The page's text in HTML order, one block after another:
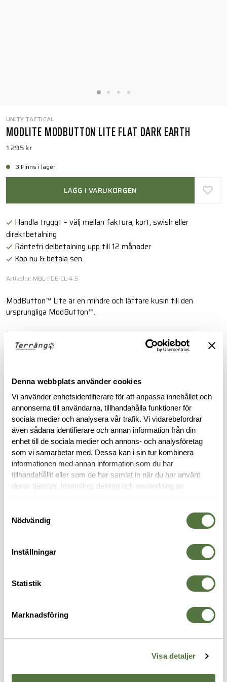
Denna webbplats använder cookies
Vi använder enhetsidentifierare för att anpassa innehållet och
annonserna till användarna, tillhandahålla funktioner för
sociala medier och analysera vår trafik. Vi vidarebefordrar
även sådana identifierare och annan information från din
enhet till de sociala medier och annons- och analysföretag
som vi samarbetar med. Dessa kan i sin tur kombinera
informationen med annan information som du har
tillhandahållit eller som de har samlat in när du har använt
deras tjänster. Insamling, delning och användning av
personuppgifter kan användas för personalisering av
Nödvändig
Inställningar
Statistik
Marknadsföring
Visa detaljer
UNITY TACTICAL
MODLITE MODBUTTON LITE FLAT DARK EARTH
1 295 kr
3 Finns i lager
LÄGG I VARUKORGEN
Handla tryggt – välj mellan faktura, kort, swish eller
direktbetalning
Räntefri delbetalning upp till 12 månader
Köp nu & betala sen
Artikelnr: MBL-FDE-CL-4.5
ModButton™ Lite är en mindre och lättare kusin till den
ursprungliga ModButton™.
Läs mer
RECENSIONER
OM VARUMÄRKET
TILLBEHÖR
SUREFIRE
Black
Scoutlight